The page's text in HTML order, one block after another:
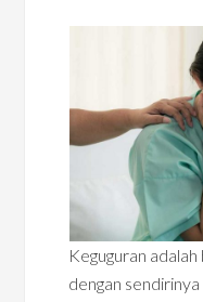
Keguguran
dengan